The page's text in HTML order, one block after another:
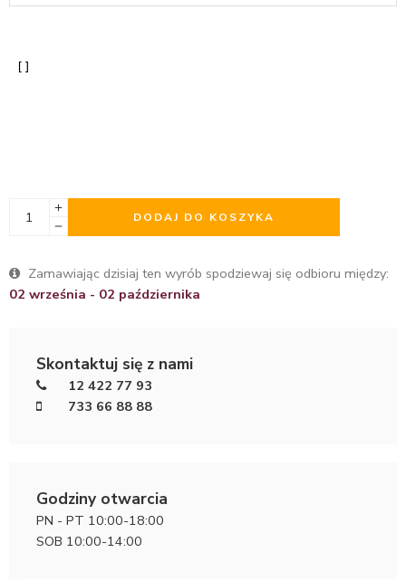
DODAJ DO KOSZYKA
Zamawiając dzisiaj ten wyrób spodziewaj się odbioru między:
02 września - 02 października
Skontaktuj się z nami
12 422 77 93
733 66 88 88
Godziny otwarcia
PN - PT 10:00-18:00
SOB 10:00-14:00